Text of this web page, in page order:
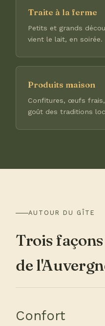
Traite à la ferme
Petits et grands
vient le lait, en soirée.
Produits maison
Confitures, œufs
goût des traditions
AUTOUR DU GÎTE
Trois
de
Confort